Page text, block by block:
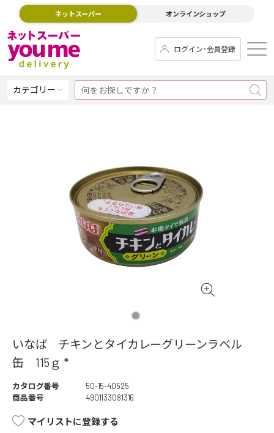
ネットスーパー オンラインショップ
ログイン･会員登録
カテゴリー
いなば チキンとタイカレーグリーンラベル
缶 115ｇ *
カタログ番号
50-15-40525
商品番号
4901133081316
マイリストに登録する